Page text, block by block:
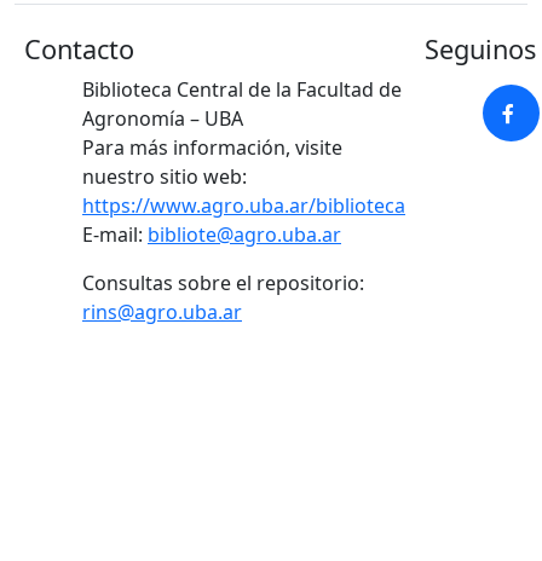
Contacto
Biblioteca Central de la Facultad de
Agronomía – UBA
Para más información, visite
nuestro sitio web:
https://www.agro.uba.ar/biblioteca
E-mail: bibliote@agro.uba.ar
Consultas sobre el repositorio:
rins@agro.uba.ar